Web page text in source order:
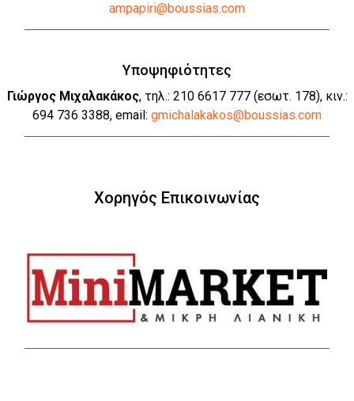
ampapiri@boussias.com
Υποψηφιότητες
Γιώργος Μιχαλακάκος, τηλ.: 210 6617 777 (εσωτ. 178), κιν.:
694 736 3388, email: gmichalakakos@boussias.com
Χορηγός Επικοινωνίας